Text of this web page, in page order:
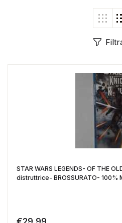
STAR WARS LEGENDS- OF THE
distruttrice- BROSSURATO- 100%